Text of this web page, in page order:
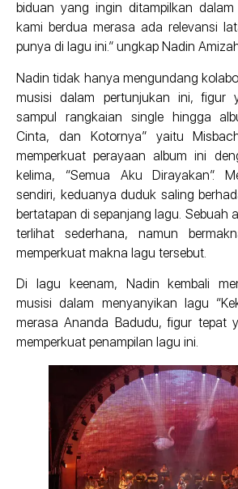
biduan yang ingin ditampilkan
kami berdua merasa ada relevansi
punya di lagu ini.” ungkap Nadin
Nadin tidak hanya mengundang
musisi dalam pertunjukan ini, figur
sampul rangkaian single hingga
Cinta, dan Kotornya” yaitu
memperkuat perayaan album ini
kelima, “Semua Aku Dirayakan”.
sendiri, keduanya duduk saling
bertatapan di sepanjang lagu. Sebuah
terlihat sederhana, namun
memperkuat makna lagu tersebut.
Di lagu keenam, Nadin kembali
musisi dalam menyanyikan lagu
merasa Ananda Badudu, figur tepat
memperkuat penampilan lagu ini.